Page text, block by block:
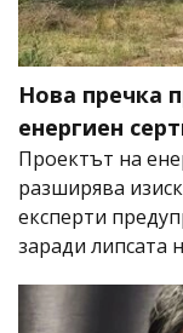
Нова пречка
енергиен
Проектът на
разширява
експерти
заради липсата